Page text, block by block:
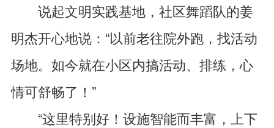
说起文明实践基地，社区舞蹈队的姜
明杰开心地说：“以前老往院外跑，找活动
场地。如今就在小区内搞活动、排练，心
情可舒畅了！”
“这里特别好！设施智能而丰富，上下